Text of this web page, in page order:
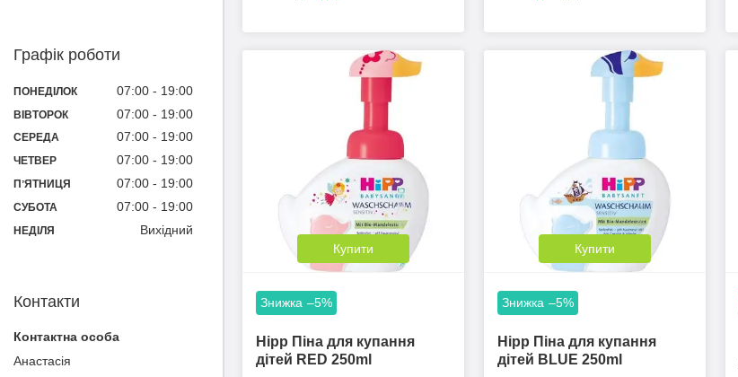
Купити
–5%
Hipp Піна для купання
дітей RED 250ml
Купити
–5%
Hipp Піна для купання
дітей BLUE 250ml
Графік роботи
ПОНЕДІЛОК 07:00 19:00
ВІВТОРОК 07:00 19:00
СЕРЕДА 07:00 19:00
ЧЕТВЕР 07:00 19:00
ПʼЯТНИЦЯ 07:00 19:00
СУБОТА 07:00 19:00
НЕДІЛЯ Вихідний
Контакти
Анастасія